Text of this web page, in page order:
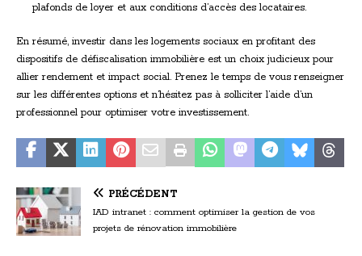
plafonds de loyer et aux conditions d’accès des locataires.
En résumé, investir dans les logements sociaux en profitant des
dispositifs de défiscalisation immobilière est un choix judicieux pour
allier rendement et impact social. Prenez le temps de vous renseigner
sur les différentes options et n’hésitez pas à solliciter l’aide d’un
professionnel pour optimiser votre investissement.
PRÉCÉDENT
IAD intranet : comment optimiser la gestion de vos
projets de rénovation immobilière